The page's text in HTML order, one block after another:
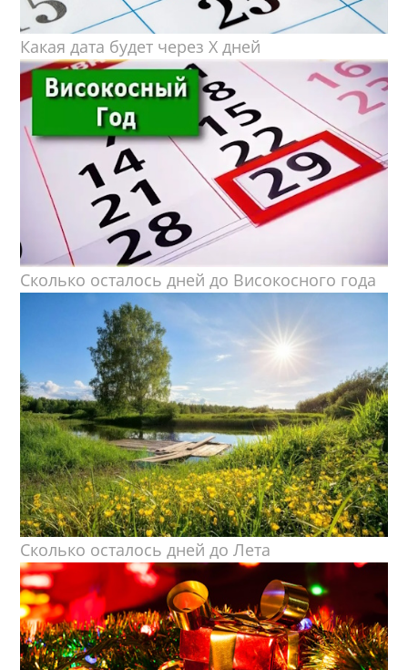
Какая дата будет через X дней
Сколько осталось дней до Високосного года
Сколько осталось дней до Лета